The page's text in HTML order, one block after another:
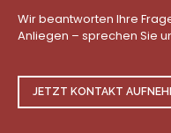
Wir beantworten Ihre
Anliegen – sprechen Sie
JETZT KONTAKT